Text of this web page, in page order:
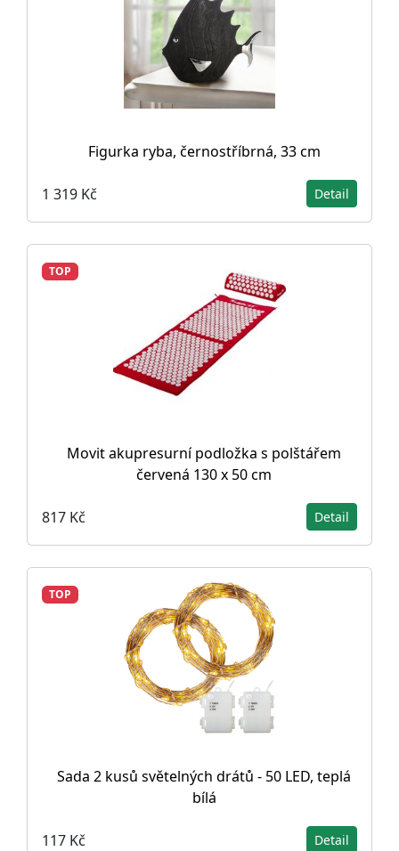
Figurka ryba, černostříbrná, 33 cm
1 319 Kč Detail
TOP
Movit akupresurní podložka s polštářem
červená 130 x 50 cm
817 Kč Detail
TOP
Sada 2 kusů světelných drátů - 50 LED, teplá
bílá
117 Kč Detail